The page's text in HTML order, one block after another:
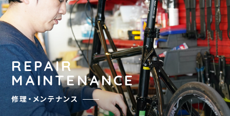
ルショップナカゴヤ
REPAIR
MAINTENANCE
修理・メンテナンス